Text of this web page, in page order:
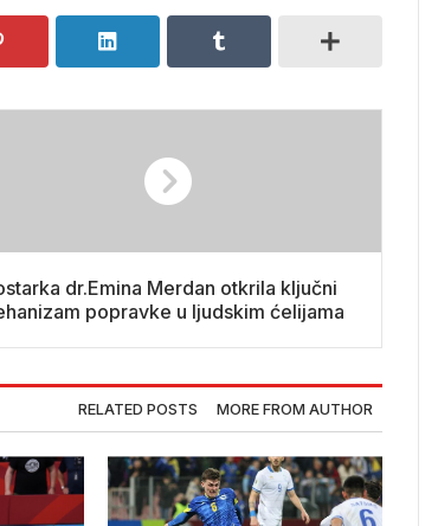
dr.Emina Merdan otkrila ključni
popravke u ljudskim ćelijama
RELATED POSTS MORE FROM AUTHOR